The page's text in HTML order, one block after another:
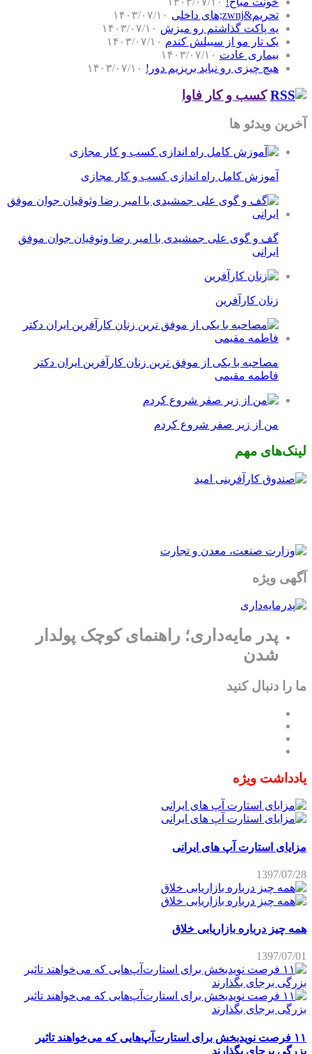
تحریم&zwnj;های داخلی
۱۴۰۳/۰۷/۱۰
یه پاکت گذاشتم رو میزش ۱۴۰۳/۰۷/۱۰
یک تار مو از سبیلش کندم ۱۴۰۳/۰۷/۱۰
بیماری عادت ۱۴۰۳/۰۷/۱۰
هیچ چیزی رو نباید بریزیم دور! ۱۴۰۳/۰۷/۱۰
کسب و کار فاوا
آخرین ویدئو ها
آموزش کامل راه اندازی کسب و کار مجازی
گف و گوی علی جمشیدی با امیر رضا وثوقیان جوان موفق
ایرانی
زنان کارآفرین
مصاحبه با یکی از موفق ترین زنان کارآفرین ایران دکتر
فاطمه مقیمی
من از زیر صفر شروع کردم
لینک‌های مهم
آگهی ویژه
پدر مایه‌داری؛ راهنمای کوچک پولدار
شدن
ما را دنبال کنید
یادداشت ویژه
مزایای استارت آپ های ایرانی
1397/07/28
همه چیز درباره بازاریابی خلاق
1397/07/01
۱۱ فرصت نویدبخش برای استارت‌آپ‌هایی که می‌خواهند تاثیر
بزرگی برجای بگذارند